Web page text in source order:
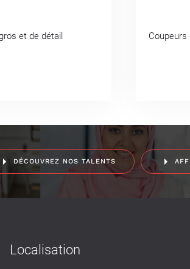
et de détail
DÉCOUVREZ NOS TALENTS
Localisation